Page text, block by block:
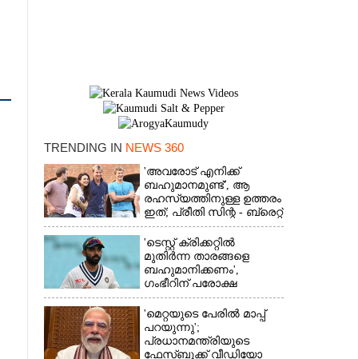
TRENDING IN NEWS 360
'അവരോട് എനിക്ക്
ബഹുമാനമുണ്ട്',​ ആ
രഹസ്യത്തിനുള്ള ഉത്തരം
ഇത്; പ്രീതി സിന്റ - ബ്രെറ്റ്
ലീ പ്രണയകഥയ്ക്ക്
ഒടുവിൽ മറുപടി
'ടെസ്റ്റ് ക്രിക്കറ്റിൽ
മുതിർന്ന താരങ്ങളെ
ബഹുമാനിക്കണം',
ഗംഭീറിന് പരോക്ഷ
മുന്നറിയിപ്പുമായി രഹാനെ
'മെറ്റയുടെ പേരിൽ മാപ്പ്
പറയുന്നു';
പ്രധാനമന്ത്രിയുടെ
ഫേസ്‌ബുക്ക് വീഡിയോ
×